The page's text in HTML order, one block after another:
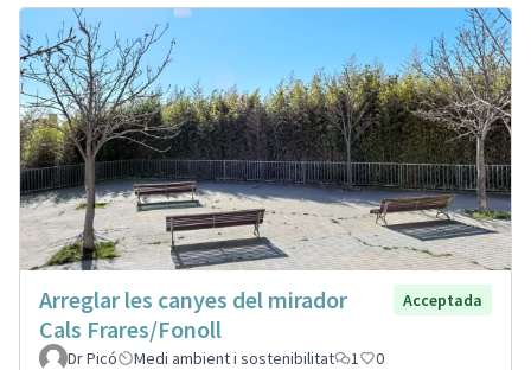
Arreglar les canyes del mirador
Cals Frares/Fonoll
Acceptada
Dr Picó Medi ambient i sostenibilitat 1 0